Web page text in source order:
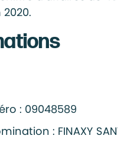
2020.
: 09048589
: FINAXY